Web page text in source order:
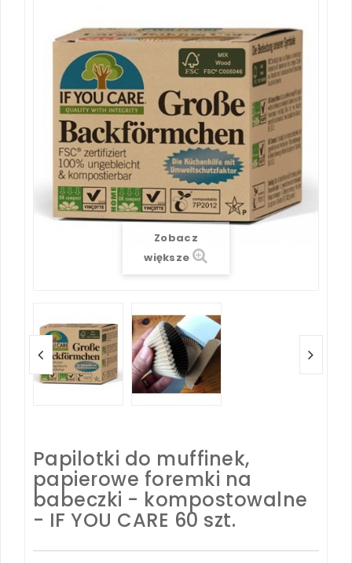
Zobacz
większe
Papilotki do muffinek,
papierowe foremki na
babeczki - kompostowalne
- IF YOU CARE 60 szt.